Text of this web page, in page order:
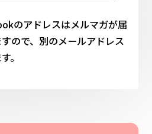
のアドレスはメルマガが届
ので、別のメールアドレス
。